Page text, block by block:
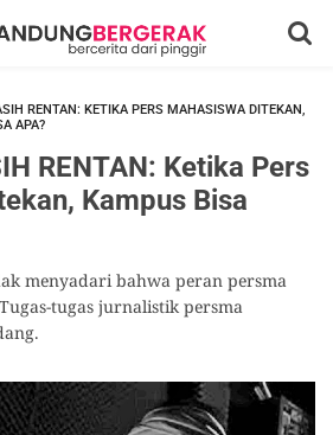
RENTAN: KETIKA PERS MAHASISWA DITEKAN,
APA?
RENTAN: Ketika Pers
Kampus Bisa
menyadari bahwa peran persma
tugas jurnalistik persma